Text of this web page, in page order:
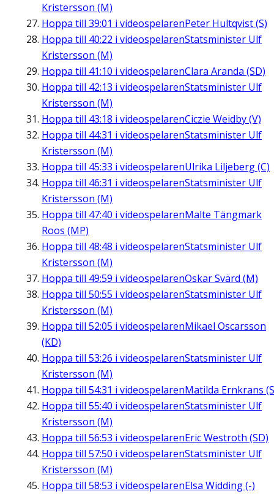
Kristersson (M)
Hoppa till 39:01 i videospelarenPeter Hultqvist (S)
Hoppa till 40:22 i videospelarenStatsminister Ulf
Kristersson (M)
Hoppa till 41:10 i videospelarenClara Aranda (SD)
Hoppa till 42:13 i videospelarenStatsminister Ulf
Kristersson (M)
Hoppa till 43:18 i videospelarenCiczie Weidby (V)
Hoppa till 44:31 i videospelarenStatsminister Ulf
Kristersson (M)
Hoppa till 45:33 i videospelarenUlrika Liljeberg (C)
Hoppa till 46:31 i videospelarenStatsminister Ulf
Kristersson (M)
Hoppa till 47:40 i videospelarenMalte Tängmark
Roos (MP)
Hoppa till 48:48 i videospelarenStatsminister Ulf
Kristersson (M)
Hoppa till 49:59 i videospelarenOskar Svärd (M)
Hoppa till 50:55 i videospelarenStatsminister Ulf
Kristersson (M)
Hoppa till 52:05 i videospelarenMikael Oscarsson
(KD)
Hoppa till 53:26 i videospelarenStatsminister Ulf
Kristersson (M)
Hoppa till 54:31 i videospelarenMatilda Ernkrans
Hoppa till 55:40 i videospelarenStatsminister Ulf
Kristersson (M)
Hoppa till 56:53 i videospelarenEric Westroth (SD)
Hoppa till 57:50 i videospelarenStatsminister Ulf
Kristersson (M)
Hoppa till 58:53 i videospelarenElsa Widding (-)